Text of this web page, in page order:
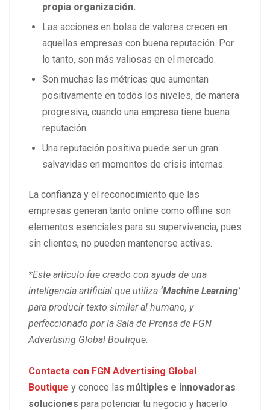
propia organización.
Las acciones en bolsa de valores crecen en
aquellas empresas con buena reputación. Por
lo tanto, son más valiosas en el mercado.
Son muchas las métricas que aumentan
positivamente en todos los niveles, de manera
progresiva, cuando una empresa tiene buena
reputación.
Una reputación positiva puede ser un gran
salvavidas en momentos de crisis internas.
La confianza y el reconocimiento que las
empresas generan tanto online como offline son
elementos esenciales para su supervivencia, pues
sin clientes, no pueden mantenerse activas.
*Este artículo fue creado con ayuda de una
inteligencia artificial que utiliza ‘Machine Learning’
para producir texto similar al humano, y
perfeccionado por la Sala de Prensa de FGN
Advertising Global Boutique.
Contacta con FGN Advertising Global
Boutique y conoce las múltiples e innovadoras
soluciones para potenciar tu negocio y hacerlo